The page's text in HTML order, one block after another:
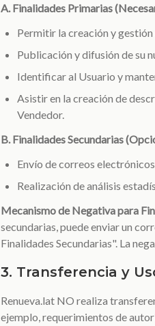
A. Finalidades Primarias
Permitir la creación y gestión
Publicación y difusión de su
Identificar al Usuario y
Asistir en la creación de
Vendedor.
B. Finalidades Secundarias
Envío de correos
Realización de análisis
Mecanismo de Negativa para
secundarias, puede enviar un
Finalidades Secundarias". La
3. Transferencia y
Renueva.lat NO realiza
ejemplo, requerimientos de